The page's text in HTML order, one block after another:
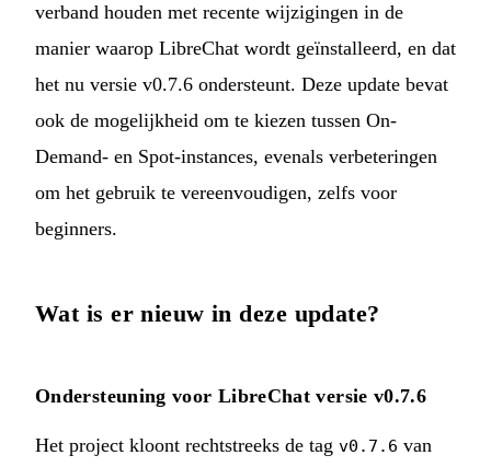
verband houden met recente wijzigingen in de
manier waarop LibreChat wordt geïnstalleerd, en dat
het nu versie v0.7.6 ondersteunt. Deze update bevat
ook de mogelijkheid om te kiezen tussen On-
Demand- en Spot-instances, evenals verbeteringen
om het gebruik te vereenvoudigen, zelfs voor
beginners.
Wat is er nieuw in deze update?
Ondersteuning voor LibreChat versie v0.7.6
Het project kloont rechtstreeks de tag v0.7.6 van